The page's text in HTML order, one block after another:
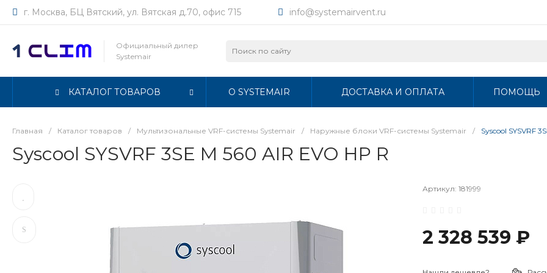
г. Москва, БЦ Вятский, ул. Вятская д.70, офис 715 info@systemairvent.ru
Официальный дилер
Systemair
КАТАЛОГ ТОВАРОВ О SYSTEMAIR ДОСТАВКА И ОПЛАТА ПОМОЩЬ
Главная / Каталог товаров / Мультизональные VRF-системы Systemair / Наружные блоки VRF-системы Systemair / Syscool SYSVRF
Syscool SYSVRF 3SE M 560 AIR EVO HP R
Артикул: 181999
2 328 539 ₽